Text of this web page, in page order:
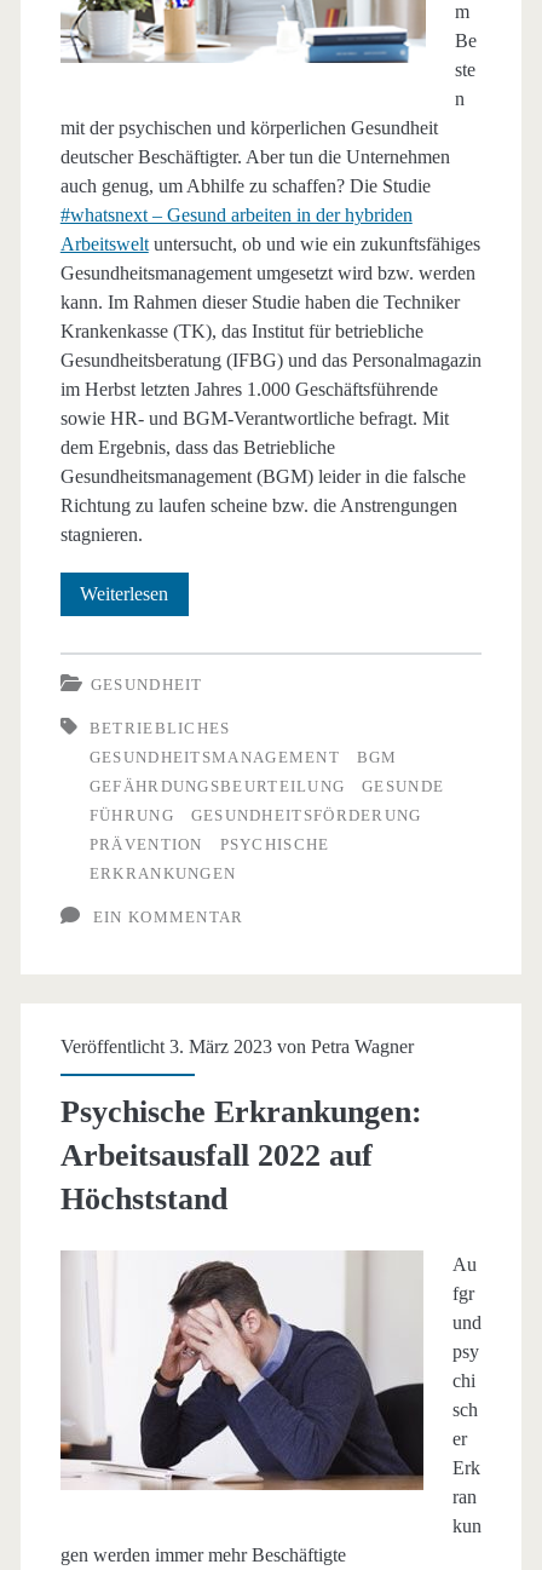
m
Be
ste
n
mit der psychischen und körperlichen Gesundheit
deutscher Beschäftigter. Aber tun die Unternehmen
auch genug, um Abhilfe zu schaffen? Die Studie
#whatsnext – Gesund arbeiten in der hybriden
Arbeitsweltuntersucht, ob und wie ein zukunftsfähiges
Gesundheitsmanagement umgesetzt wird bzw. werden
kann. Im Rahmen dieser Studie haben die Techniker
Krankenkasse (TK), das Institut für betriebliche
Gesundheitsberatung (IFBG) und das Personalmagazin
im Herbst letzten Jahres 1.000 Geschäftsführende
sowie HR- und BGM-Verantwortliche befragt. Mit
dem Ergebnis, dass das Betriebliche
Gesundheitsmanagement (BGM) leider in die falsche
Richtung zu laufen scheine bzw. die Anstrengungen
stagnieren.
Weiterlesen
–
ein
Erfolgsmodell?
GESUNDHEIT
BETRIEBLICHES
GESUNDHEITSMANAGEMENT
BGM
GEFÄHRDUNGSBEURTEILUNG
GESUNDE
FÜHRUNG
GESUNDHEITSFÖRDERUNG
PRÄVENTION
PSYCHISCHE
ERKRANKUNGEN
EIN KOMMENTAR
Veröffentlicht 3. März 2023 von Petra Wagner
Psychische Erkrankungen:
Arbeitsausfall 2022 auf
Höchststand
Au
fgr
und
psy
chi
sch
er
Erk
ran
kun
gen werden immer mehr Beschäftigte